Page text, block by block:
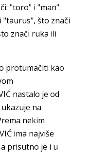
"toro" i "man".
što znači
znači ruka ili
protumačiti kao
nastalo je od
na
nekim
ima najviše
prisutno je i u